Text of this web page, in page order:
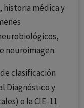
historia médica y
neuroimagen.
clasificación
Diagnóstico y
o la CIE-11